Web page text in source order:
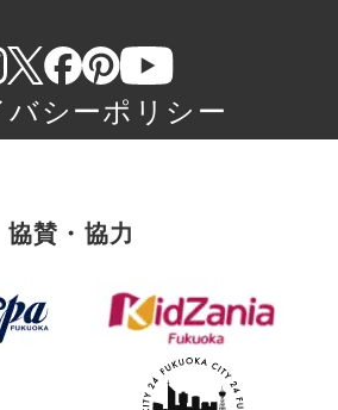
バシーポリシー
協賛・協力